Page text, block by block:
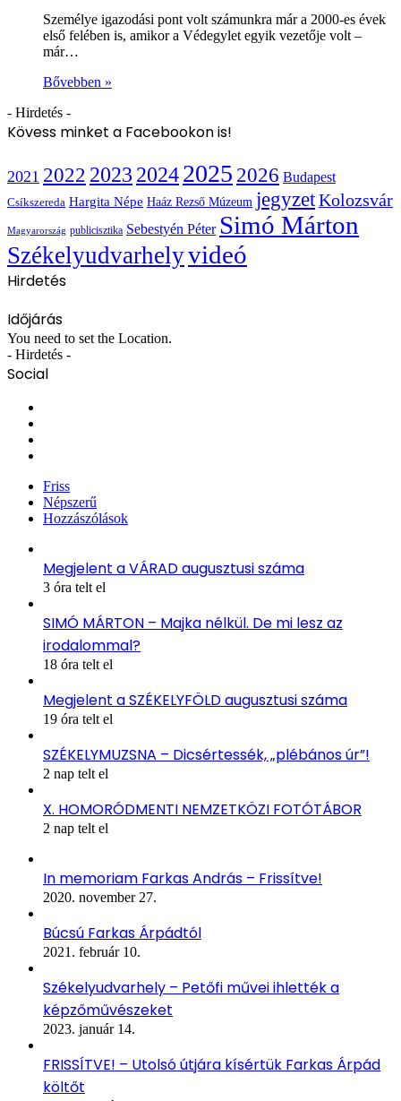
Személye igazodási pont volt számunkra már a 2000-es évek
első felében is, amikor a Védegylet egyik vezetője volt –
már…
Bővebben »
- Hirdetés -
Kövess minket a Facebookon is!
2021 2022 2023 20242025 2026 Budapest
Csíkszereda Hargita Népe Haáz Rezső Múzeum jegyzetKolozsvár
Magyarország publicisztika Sebestyén Péter Simó Márton
Székelyudvarhelyvideó
Hirdetés
Időjárás
You need to set the Location.
- Hirdetés -
Social
Friss
Népszerű
Hozzászólások
Megjelent a VÁRAD augusztusi száma
3 óra telt el
SIMÓ MÁRTON – Majka nélkül. De mi lesz az
irodalommal?
18 óra telt el
Megjelent a SZÉKELYFÖLD augusztusi száma
19 óra telt el
SZÉKELYMUZSNA – Dicsértessék, „plébános úr”!
2 nap telt el
X. HOMORÓDMENTI NEMZETKÖZI FOTÓTÁBOR
2 nap telt el
In memoriam Farkas András – Frissítve!
2020. november 27.
Búcsú Farkas Árpádtól
2021. február 10.
Székelyudvarhely – Petőfi művei ihlették a
képzőművészeket
2023. január 14.
FRISSÍTVE! – Utolsó útjára kísértük Farkas Árpád
költőt